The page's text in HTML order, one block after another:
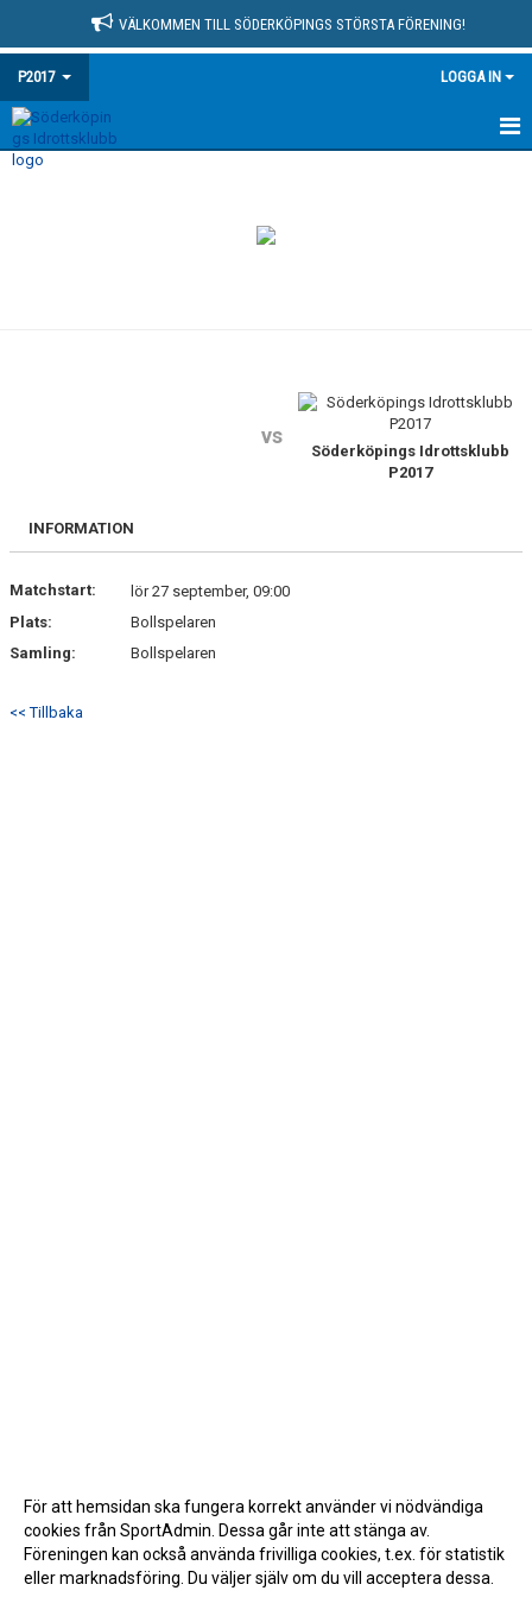
VÄLKOMMEN TILL SÖDERKÖPINGS STÖRSTA FÖRENING!
P2017 LOGGA IN
HEM
KONTAKT
vs
Söderköpings Idrottsklubb
P2017
INFORMATION
Matchstart:
lör 27 september, 09:00
Plats:
Bollspelaren
Samling:
Bollspelaren
<< Tillbaka
För att hemsidan ska fungera korrekt använder vi nödvändiga
cookies från SportAdmin. Dessa går inte att stänga av.
Föreningen kan också använda frivilliga cookies, t.ex. för statistik
eller marknadsföring. Du väljer själv om du vill acceptera dessa.